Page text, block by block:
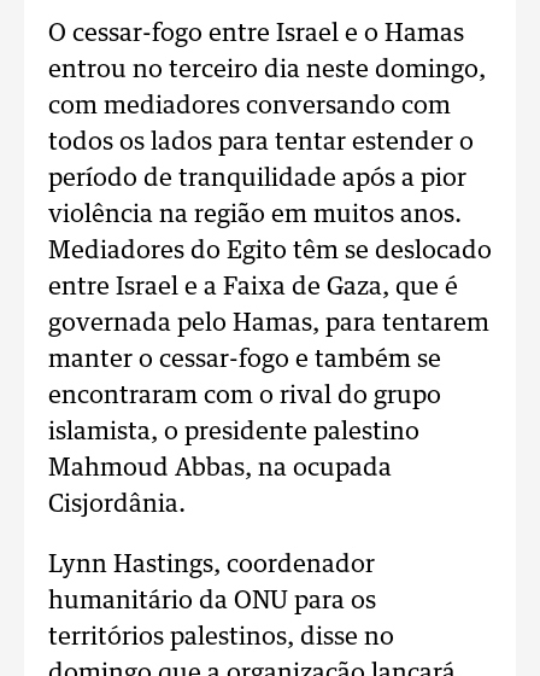
O cessar-fogo entre Israel e o Hamas
entrou no terceiro dia neste domingo,
com mediadores conversando com
todos os lados para tentar estender o
período de tranquilidade após a pior
violência na região em muitos anos.
Mediadores do Egito têm se deslocado
entre Israel e a Faixa de Gaza, que é
governada pelo Hamas, para tentarem
manter o cessar-fogo e também se
encontraram com o rival do grupo
islamista, o presidente palestino
Mahmoud Abbas, na ocupada
Cisjordânia.
Lynn Hastings, coordenador
humanitário da ONU para os
territórios palestinos, disse no